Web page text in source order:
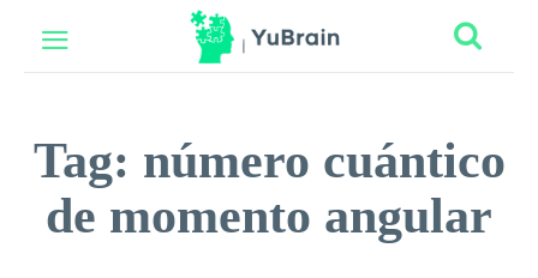
Tag: número cuántico
de momento angular